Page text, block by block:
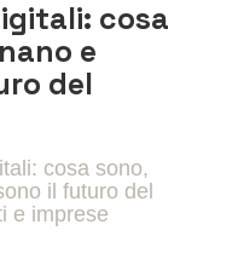
cosa
e
del
cosa sono,
il futuro del
e imprese